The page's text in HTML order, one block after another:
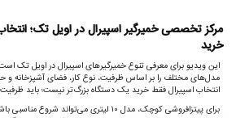
مرکز تخصصی خمیرگیر اسپیرال در اویل تک؛
خرید
این ویدیو برای معرفی تنوع خمیرگیرهای اسپیرال در اویل تک
مدل‌های مختلف را بر اساس ظرفیت، نوع کار، فضای آشپزخانه و
انتخاب اسپیرال فقط خرید یک دستگاه بزرگ‌تر نیست؛ باید
برای پیتزافروشی کوچک، مدل ۱۰ لیتری می‌تواند